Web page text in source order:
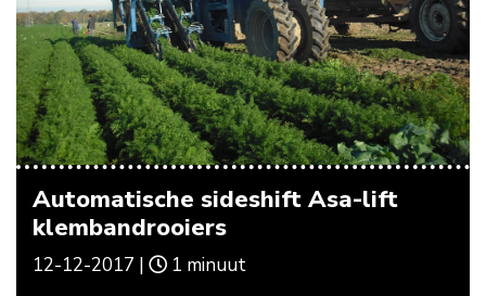
Automatische sideshift Asa-lift
klembandrooiers
12-12-2017 | 1 minuut